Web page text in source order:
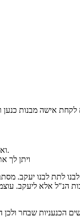
לקחת אישה מבנות
• "ואל שדי יברך אותך ויפרך וירבך..."- ברכת הזרע, הריבוי, ההמשכיות והברכה.
• "ויתן
לתת לבנו יעקב.
הנ"ל אלא ליעקב.